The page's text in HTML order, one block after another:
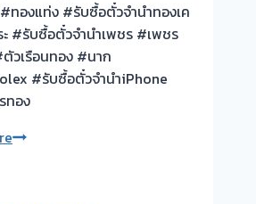
ผล
งาน
วัน
นี➡️รับ
ซื้อ
ตั๋ว
องแท่ง #รับซื้อตั๋วจำนำทองเค
#รับซื้อตั๋วจำนำเพชร #เพชร
วเรือนทอง #นาก
#รับซื้อตั๋วจำนำiPhone
ทอง
ขอบคุณ